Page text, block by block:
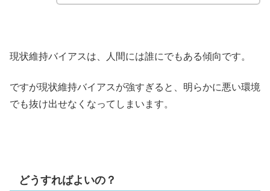
現状維持バイアスは、人間には誰にでもある傾向です。
ですが現状維持バイアスが強すぎると、明らかに悪い環境
でも抜け出せなくなってしまいます。
どうすればよいの？